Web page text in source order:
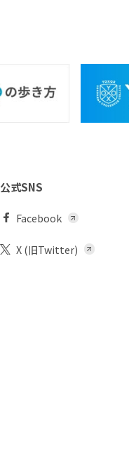
公式SNS
Facebook
X (旧Twitter)